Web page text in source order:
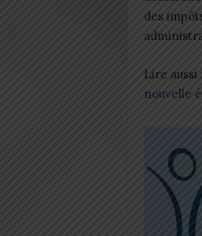
des
Lire aussi :
nouvelle